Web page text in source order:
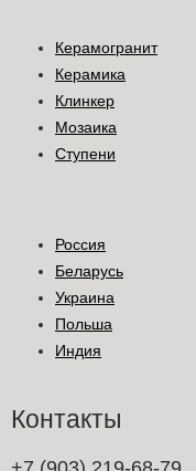
Керамогранит
Керамика
Клинкер
Мозаика
Ступени
Россия
Беларусь
Украина
Польша
Индия
Контакты